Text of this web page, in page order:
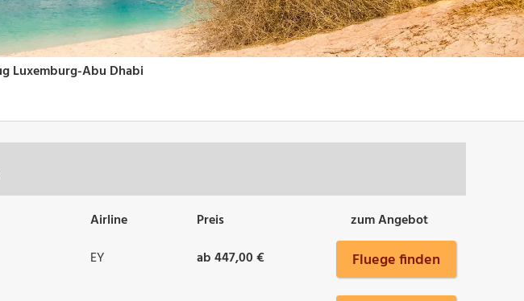
Airline Preis
zum Angebot
EY ab 447,00 € Fluege finden